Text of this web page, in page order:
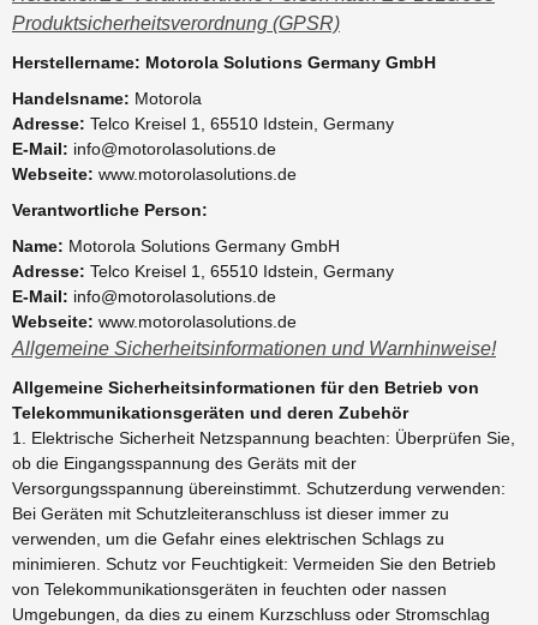
Produktsicherheitsverordnung (GPSR)
Herstellername: Motorola Solutions Germany GmbH
Handelsname: Motorola
Adresse: Telco Kreisel 1, 65510 Idstein, Germany
E-Mail: info@motorolasolutions.de
Webseite: www.motorolasolutions.de
Verantwortliche Person:
Name: Motorola Solutions Germany GmbH
Adresse: Telco Kreisel 1, 65510 Idstein, Germany
E-Mail: info@motorolasolutions.de
Webseite: www.motorolasolutions.de
Allgemeine Sicherheitsinformationen und Warnhinweise!
Allgemeine Sicherheitsinformationen für den Betrieb von
Telekommunikationsgeräten und deren Zubehör
1. Elektrische Sicherheit Netzspannung beachten: Überprüfen Sie,
ob die Eingangsspannung des Geräts mit der
Versorgungsspannung übereinstimmt. Schutzerdung verwenden:
Bei Geräten mit Schutzleiteranschluss ist dieser immer zu
verwenden, um die Gefahr eines elektrischen Schlags zu
minimieren. Schutz vor Feuchtigkeit: Vermeiden Sie den Betrieb
von Telekommunikationsgeräten in feuchten oder nassen
Umgebungen, da dies zu einem Kurzschluss oder Stromschlag